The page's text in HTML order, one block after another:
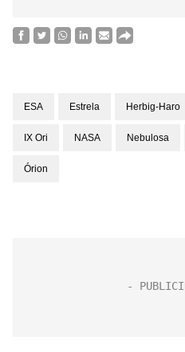
ESA Estrela Herbig-Haro
IX Ori NASA Nebulosa
Órion